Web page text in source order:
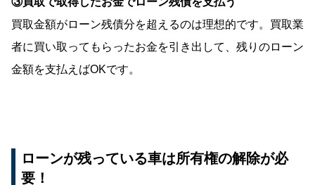
買取金額がローン残債分を超えるのは理想的です。買取業
者に買い取ってもらったお金を引き出して、残りのローン
金額を支払えばOKです。
ローンが残っている車は所有権の解除が必
要！